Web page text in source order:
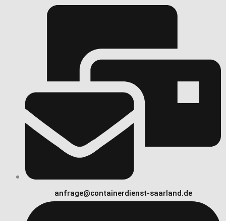
anfrage@containerdienst-saarland.de